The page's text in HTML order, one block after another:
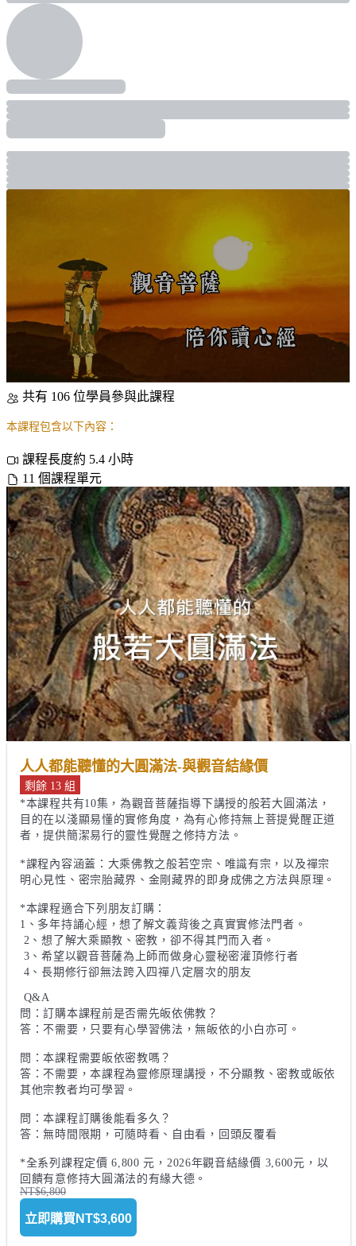
共有 106 位學員參與此課程
本課程包含以下內容：
課程長度約 5.4 小時
11 個課程單元
人人都能聽懂的大圓滿法-與觀音結緣價
剩餘 13 組
*本課程共有10集，為觀音菩薩指導下講授的般若大圓滿法，
目的在以淺顯易懂的實修角度，為有心修持無上菩提覺醒正道
者，提供簡潔易行的靈性覺醒之修持方法。
*課程內容涵蓋：大乘佛教之般若空宗、唯識有宗，以及禪宗
明心見性、密宗胎藏界、金剛藏界的即身成佛之方法與原理。
*本課程適合下列朋友訂購：
1、多年持誦心經，想了解文義背後之真實實修法門者。
問：訂購本課程前是否需先皈依佛教？
答：不需要，只要有心學習佛法，無皈依的小白亦可。
問：本課程需要皈依密教嗎？
答：不需要，本課程為靈修原理講授，不分顯教、密教或皈依
其他宗教者均可學習。
問：本課程訂購後能看多久？
答：無時間限期，可隨時看、自由看，回頭反覆看
*全系列課程定價 6,800 元，2026年觀音結緣價 3,600元，以
NT$6,800
立即購買 NT$3,600